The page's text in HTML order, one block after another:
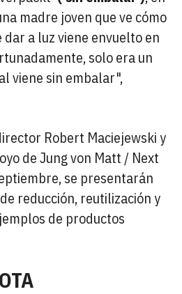
madre joven que ve cómo
dar a luz viene envuelto en
solo era un
viene sin embalar",
Robert Maciejewski y
de Jung von Matt / Next
se presentarán
de reducción, reutilización y
de productos